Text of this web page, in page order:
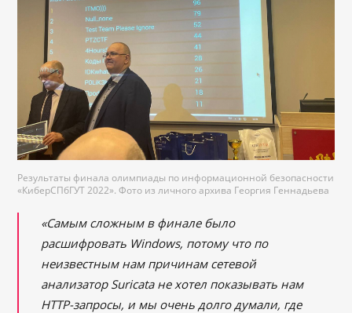
Результаты финала олимпиады по информационной безопасности
«КиберСПбГУТ 2022». Фото из личного архива Георгия Геннадьева
«Самым сложным в финале было
расшифровать Windows, потому что по
неизвестным нам причинам сетевой
анализатор Suricata не хотел показывать нам
HTTP-запросы, и мы очень долго думали, где